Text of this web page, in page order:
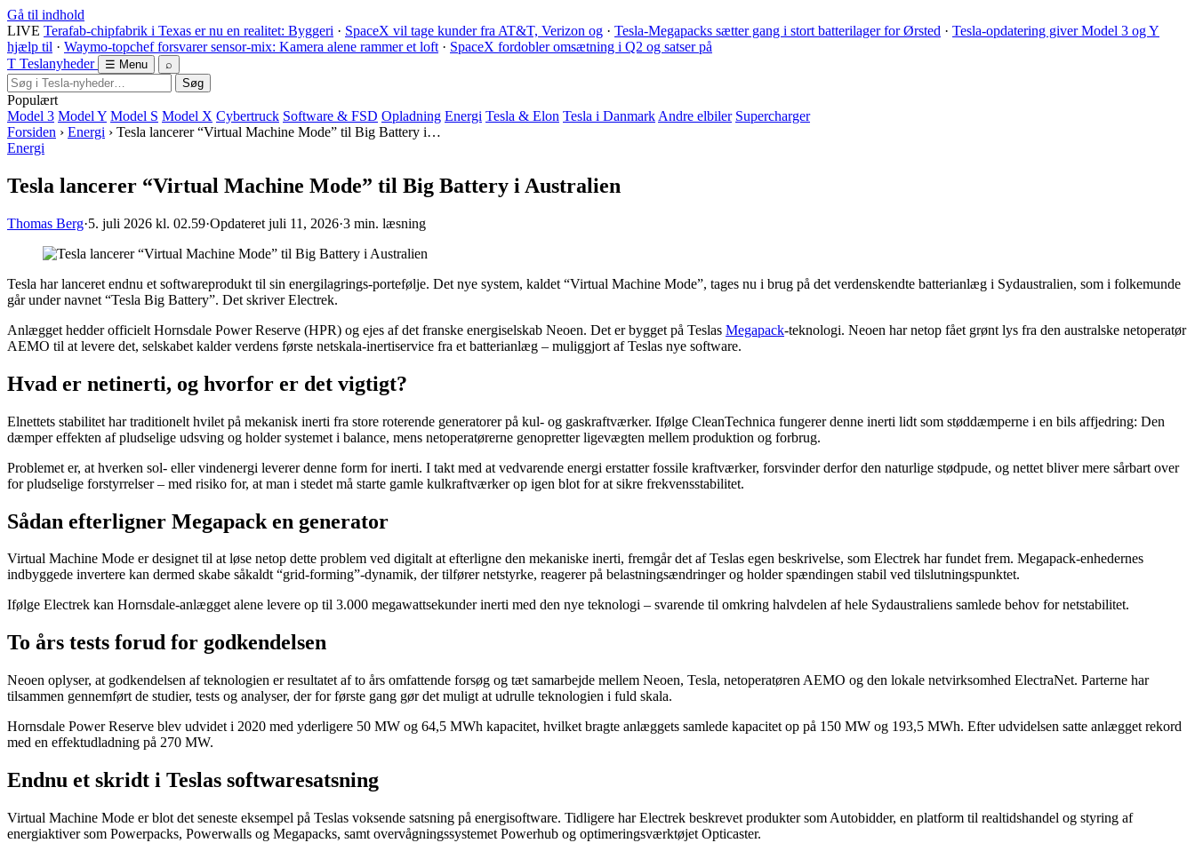
Gå til indhold
LIVE Terafab-chipfabrik i Texas er nu en realitet: Byggeri · SpaceX vil tage kunder fra AT&T, Verizon og · Tesla-Megapacks sætter gang i stort batterilager for Ørsted · Tesla-opdatering giver Model 3 og Y
hjælp til · Waymo-topchef forsvarer sensor-mix: Kamera alene rammer et loft · SpaceX fordobler omsætning i Q2 og satser på
T Teslanyheder ☰ Menu
⌕
Søg
Populært
Model 3 Model Y Model S Model X Cybertruck Software & FSD Opladning Energi Tesla & Elon Tesla i Danmark Andre elbiler Supercharger
Forsiden › Energi › Tesla lancerer “Virtual Machine Mode” til Big Battery i…
Energi
Tesla lancerer “Virtual Machine Mode” til Big Battery i Australien
Thomas Berg·5. juli 2026 kl. 02.59·Opdateret juli 11, 2026·3 min. læsning
Tesla har lanceret endnu et softwareprodukt til sin energilagrings-portefølje. Det nye system, kaldet “Virtual Machine Mode”, tages nu i brug på det verdenskendte batterianlæg i Sydaustralien, som i folkemunde
går under navnet “Tesla Big Battery”. Det skriver Electrek.
Anlægget hedder officielt Hornsdale Power Reserve (HPR) og ejes af det franske energiselskab Neoen. Det er bygget på Teslas Megapack-teknologi. Neoen har netop fået grønt lys fra den australske netoperatør
AEMO til at levere det, selskabet kalder verdens første netskala-inertiservice fra et batterianlæg – muliggjort af Teslas nye software.
Hvad er netinerti, og hvorfor er det vigtigt?
Elnettets stabilitet har traditionelt hvilet på mekanisk inerti fra store roterende generatorer på kul- og gaskraftværker. Ifølge CleanTechnica fungerer denne inerti lidt som støddæmperne i en bils affjedring: Den
dæmper effekten af pludselige udsving og holder systemet i balance, mens netoperatørerne genopretter ligevægten mellem produktion og forbrug.
Problemet er, at hverken sol- eller vindenergi leverer denne form for inerti. I takt med at vedvarende energi erstatter fossile kraftværker, forsvinder derfor den naturlige stødpude, og nettet bliver mere sårbart over
for pludselige forstyrrelser – med risiko for, at man i stedet må starte gamle kulkraftværker op igen blot for at sikre frekvensstabilitet.
Sådan efterligner Megapack en generator
Virtual Machine Mode er designet til at løse netop dette problem ved digitalt at efterligne den mekaniske inerti, fremgår det af Teslas egen beskrivelse, som Electrek har fundet frem. Megapack-enhedernes
indbyggede invertere kan dermed skabe såkaldt “grid-forming”-dynamik, der tilfører netstyrke, reagerer på belastningsændringer og holder spændingen stabil ved tilslutningspunktet.
Ifølge Electrek kan Hornsdale-anlægget alene levere op til 3.000 megawattsekunder inerti med den nye teknologi – svarende til omkring halvdelen af hele Sydaustraliens samlede behov for netstabilitet.
To års tests forud for godkendelsen
Neoen oplyser, at godkendelsen af teknologien er resultatet af to års omfattende forsøg og tæt samarbejde mellem Neoen, Tesla, netoperatøren AEMO og den lokale netvirksomhed ElectraNet. Parterne har
tilsammen gennemført de studier, tests og analyser, der for første gang gør det muligt at udrulle teknologien i fuld skala.
Hornsdale Power Reserve blev udvidet i 2020 med yderligere 50 MW og 64,5 MWh kapacitet, hvilket bragte anlæggets samlede kapacitet op på 150 MW og 193,5 MWh. Efter udvidelsen satte anlægget rekord
med en effektudladning på 270 MW.
Endnu et skridt i Teslas softwaresatsning
Virtual Machine Mode er blot det seneste eksempel på Teslas voksende satsning på energisoftware. Tidligere har Electrek beskrevet produkter som Autobidder, en platform til realtidshandel og styring af
energiaktiver som Powerpacks, Powerwalls og Megapacks, samt overvågningssystemet Powerhub og optimeringsværktøjet Opticaster.